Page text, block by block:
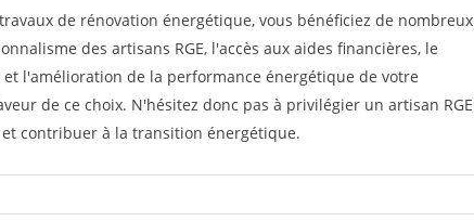
de rénovation énergétique, vous bénéficiez de nombreux
des artisans RGE, l'accès aux aides financières, le
l'amélioration de la performance énergétique de votre
de ce choix. N'hésitez donc pas à privilégier un artisan RGE
contribuer à la transition énergétique.